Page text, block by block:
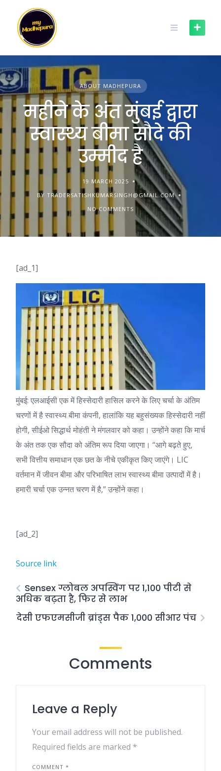
content
ABOUT MADHEPURA
महीने के अंत मुंबई द्वारा
स्वास्थ्य बीमा सौदे की
उम्मीद है
19 MARCH 2025
BY TRADERSATISHKUMARSINGH@GMAIL.COM
NO COMMENTS
[ad_1]
मुंबई: एलआईसीएक में हिस्सेदारी हासिल करने के लिए चर्चा के अंतिम
चरणों में हैस्वास्थ्य बीमाकंपनी, हालांकि यह बहुसंख्यक हिस्सेदारी नहीं
होगी, सीईओ सिद्धार्थ मोहंती ने मंगलवार को कहा। उन्होंने कहा कि मार्च
के अंत तक एक सौदा को अंतिम रूप दिया जाएगा। “आगे बढ़ते हुए,
सभी वित्तीय समाधान एक छत के नीचे एकीकृत किए जाएंगे। LIC
वर्तमान में जीवन बीमा और परिभाषित लाभ स्वास्थ्य बीमा उत्पादों में है।
हमारी चर्चा एक उन्नत चरण में है,” उन्होंने कहा।
[ad_2]
Source link
Sensex ग्लोबल अपस्विंग पर 1,100 पीटी से
अधिक बढ़ता है, फिर से लाभ
देसी एफएमसीजी ब्रांड्स पैक 1,000 सीआर पंच
Comments
Leave a Reply
Your email address will not be published.
Required fields are marked *
COMMENT *